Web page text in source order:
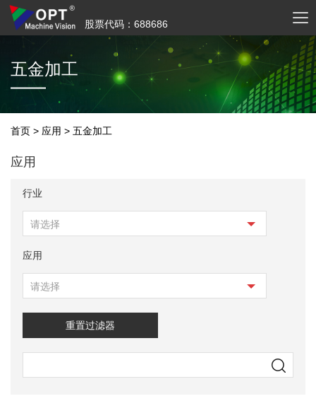
股票代码：688686
五金加工
首页 > 应用 > 五金加工
应用
行业
请选择
应用
请选择
重置过滤器